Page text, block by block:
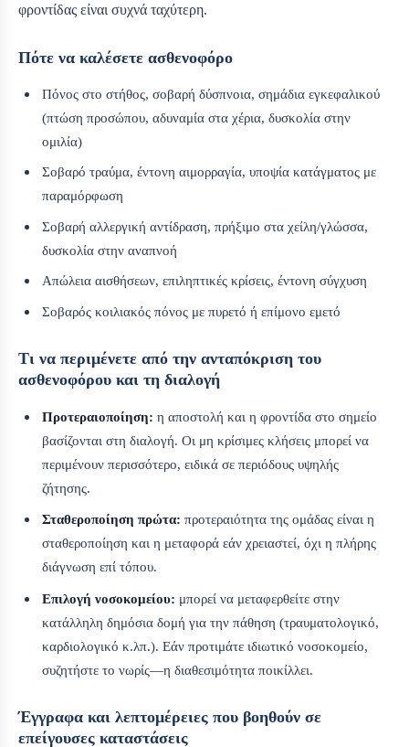
φροντίδας είναι συχνά ταχύτερη.
Πότε να καλέσετε ασθενοφόρο
Πόνος στο στήθος, σοβαρή δύσπνοια, σημάδια εγκεφαλικού
(πτώση προσώπου, αδυναμία στα χέρια, δυσκολία στην
ομιλία)
Σοβαρό τραύμα, έντονη αιμορραγία, υποψία κατάγματος με
παραμόρφωση
Σοβαρή αλλεργική αντίδραση, πρήξιμο στα χείλη/γλώσσα,
δυσκολία στην αναπνοή
Απώλεια αισθήσεων, επιληπτικές κρίσεις, έντονη σύγχυση
Σοβαρός κοιλιακός πόνος με πυρετό ή επίμονο εμετό
Τι να περιμένετε από την ανταπόκριση του
ασθενοφόρου και τη διαλογή
Προτεραιοποίηση: η αποστολή και η φροντίδα στο σημείο
βασίζονται στη διαλογή. Οι μη κρίσιμες κλήσεις μπορεί να
περιμένουν περισσότερο, ειδικά σε περιόδους υψηλής
ζήτησης.
Σταθεροποίηση πρώτα: προτεραιότητα της ομάδας είναι η
σταθεροποίηση και η μεταφορά εάν χρειαστεί, όχι η πλήρης
διάγνωση επί τόπου.
Επιλογή νοσοκομείου: μπορεί να μεταφερθείτε στην
κατάλληλη δημόσια δομή για την πάθηση (τραυματολογικό,
καρδιολογικό κ.λπ.). Εάν προτιμάτε ιδιωτικό νοσοκομείο,
συζητήστε το νωρίς—η διαθεσιμότητα ποικίλλει.
Έγγραφα και λεπτομέρειες που βοηθούν σε
επείγουσες καταστάσεις